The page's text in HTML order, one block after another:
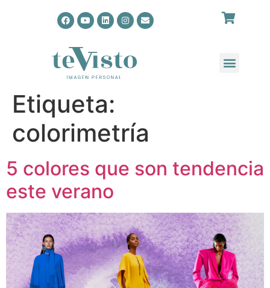
Etiqueta:
colorimetría
5 colores que son tendencia
este verano